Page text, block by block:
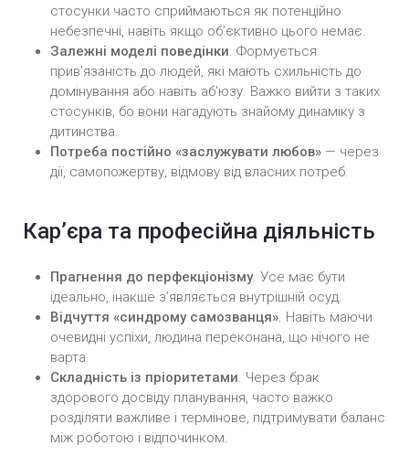
стосунки часто сприймаються як потенційно
небезпечні, навіть якщо об’єктивно цього немає.
Залежні моделі поведінки. Формується
прив’язаність до людей, які мають схильність до
домінування або навіть аб’юзу. Важко вийти з таких
стосунків, бо вони нагадують знайому динаміку з
дитинства.
Потреба постійно «заслужувати любов» — через
дії, самопожертву, відмову від власних потреб.
Кар’єра та професійна діяльність
Прагнення до перфекціонізму. Усе має бути
ідеально, інакше з’являється внутрішній осуд.
Відчуття «синдрому самозванця». Навіть маючи
очевидні успіхи, людина переконана, що нічого не
варта.
Складність із пріоритетами. Через брак
здорового досвіду планування, часто важко
розділяти важливе і термінове, підтримувати баланс
між роботою і відпочинком.